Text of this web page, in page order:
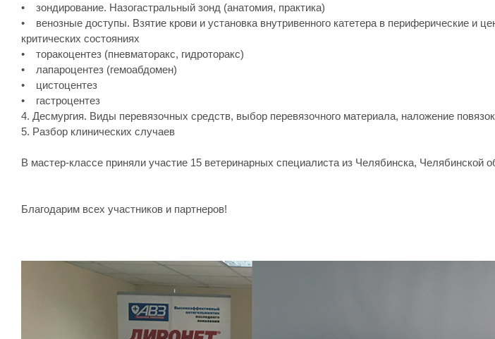
• зондирование. Назогастральный зонд (анатомия, практика)
• венозные доступы. Взятие крови и установка внутривенного катетера в периферические и
критических состояниях
• торакоцентез (пневматоракс, гидроторакс)
• лапароцентез (гемоабдомен)
• цистоцентез
• гастроцентез
4. Десмургия. Виды перевязочных средств, выбор перевязочного материала, наложение
5. Разбор клинических случаев
В мастер-классе приняли участие 15 ветеринарных специалиста из Челябинска, Челябинской
Благодарим всех участников и партнеров!